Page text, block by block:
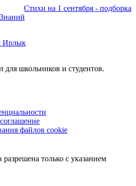
Стихи на 1 сентября - подборка
Ирлык
для школьников и студентов.
файлов cookie
только с указанием